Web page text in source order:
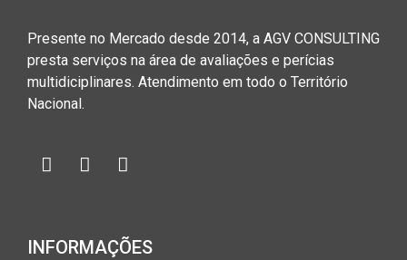
Presente no Mercado desde 2014, a AGV CONSULTING
presta serviços na área de avaliações e perícias
multidiciplinares. Atendimento em todo o Território
Nacional.
INFORMAÇÕES